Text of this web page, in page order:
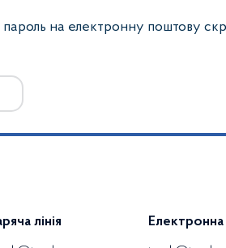
на електронну поштову
лінія